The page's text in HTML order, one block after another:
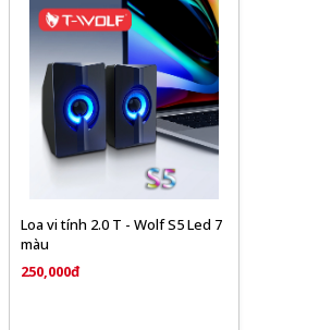
Loa vi tính 2.0 T - Wolf S5 Led 7
màu
250,000đ